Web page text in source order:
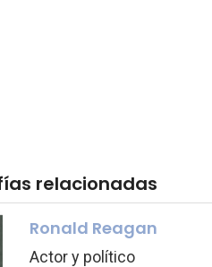
relacionadas
Ronald Reagan
Actor y político